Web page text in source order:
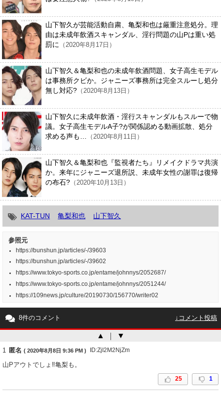
山下智久が芸能活動自粛、亀梨和也は厳重注意処分。理
由は未成年飲酒スキャンダル、淫行問題の山Pは重い処
罰に （2020年8月17日）
山下智久＆亀梨和也の未成年飲酒問題、女子高生モデル
は事務所クビか。ジャニーズ事務所は完全スルーし処分
無し対応? （2020年8月13日）
山下智久に未成年飲酒・淫行スキャンダルもスルーで物
議。女子高生モデルA子?が関係認める動画拡散、処分
求める声も… （2020年8月11日）
山下智久＆亀梨和也『監視者たち』リメイクドラマ共演
か。来年にジャニーズ退所説、未成年女性の謝罪は復帰
の布石? （2020年10月13日）
KAT-TUN 亀梨和也 山下智久
参照元
https://bunshun.jp/articles/-/39603
https://bunshun.jp/articles/-/39602
https://www.tokyo-sports.co.jp/entame/johnnys/2052687/
https://www.tokyo-sports.co.jp/entame/johnnys/2051244/
https://109news.jp/culture/20190730/156770/writer02
8件のコメント ↓コメント投稿
▲ ｜ ▼
1 匿名 ( 2020年8月8日 9:36 PM ) ID:ZjI2M2NjZm
山Pアウトでしょ‼亀梨も。
25 1